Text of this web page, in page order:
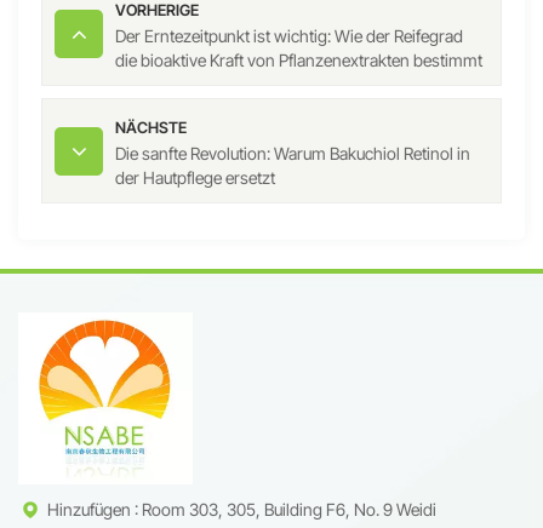
VORHERIGE
Der Erntezeitpunkt ist wichtig: Wie der Reifegrad
die bioaktive Kraft von Pflanzenextrakten bestimmt
NÄCHSTE
Die sanfte Revolution: Warum Bakuchiol Retinol in
der Hautpflege ersetzt
Hinzufügen : Room 303, 305, Building F6, No. 9 Weidi